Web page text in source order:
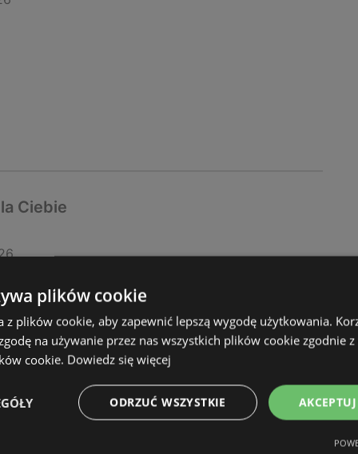
Ciebie
plików cookie
z plików cookie, aby zapewnić lepszą wygodę użytkowania.
na używanie przez nas wszystkich plików cookie zgodnie
cookie. Dowiedz się więcej
ODRZUĆ WSZYSTKIE